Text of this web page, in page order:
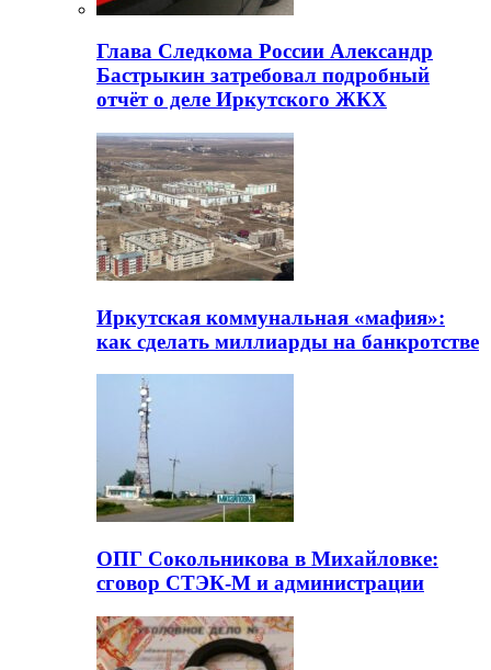
Глава Следкома России Александр
Бастрыкин затребовал подробный
отчёт о деле Иркутского ЖКХ
Иркутская коммунальная «мафия»:
как сделать миллиарды на банкротстве
ОПГ Сокольникова в Михайловке:
сговор СТЭК-М и администрации